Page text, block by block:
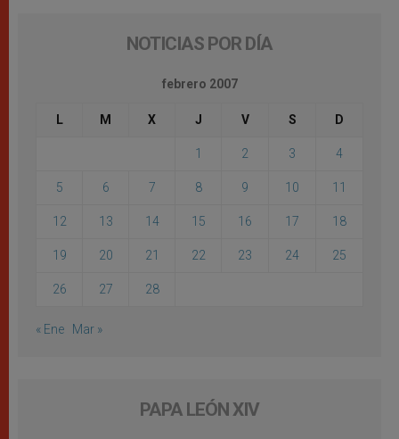
NOTICIAS POR DÍA
febrero 2007
L M X J V S D
1 2 3 4
5 6 7 8 9 10 11
12 13 14 15 16 17 18
19 20 21 22 23 24 25
26 27 28
« Ene Mar »
PAPA LEÓN XIV